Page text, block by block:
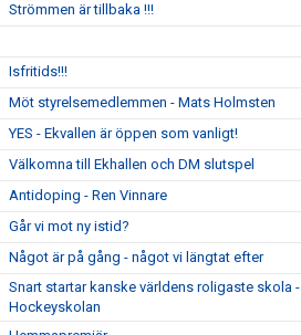
Strömmen är tillbaka !!!
Isfritids!!!
Möt styrelsemedlemmen - Mats Holmsten
YES - Ekvallen är öppen som vanligt!
Välkomna till Ekhallen och DM slutspel
Antidoping - Ren Vinnare
Går vi mot ny istid?
Något är på gång - något vi längtat efter
Snart startar kanske världens roligaste skola -
Hockeyskolan